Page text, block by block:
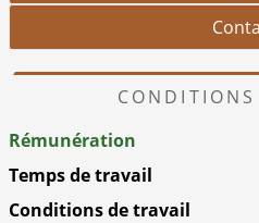
CONDITIONS
Rémunération
Temps de travail
Conditions de travail